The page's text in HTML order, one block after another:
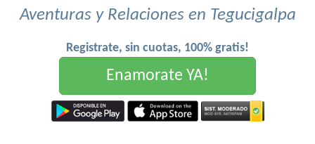
Aventuras y Relaciones en Tegucigalpa
Registrate, sin cuotas, 100% gratis!
Enamorate YA!